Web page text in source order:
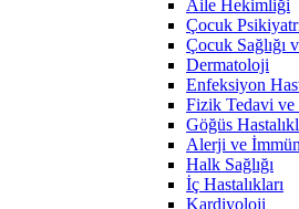
Aile Hekimliği
Çocuk
Çocuk Sağlığı
Dermatoloji
Enfeksiyon
Fizik Tedavi ve
Göğüs
Alerji ve
Halk Sağlığı
İç Hastalıkları
Kardiyoloji